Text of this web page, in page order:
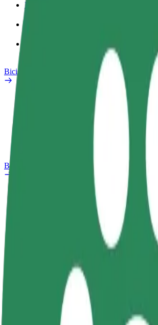
Perfil de trabajo
Bicis
Informar de un problema
Bolt Plus
Colaborar como conductor
Gana dinero colaborando
Colaborar
Repartí